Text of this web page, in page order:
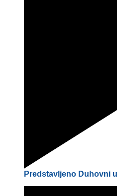
Predstavljeno Duhovni